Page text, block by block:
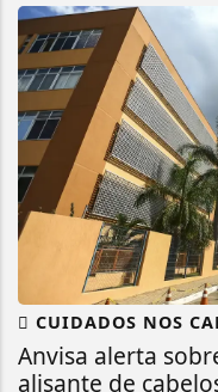
CUIDADOS NOS
Anvisa alerta
alisante de